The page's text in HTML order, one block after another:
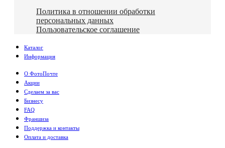
Политика в отношении обработки
персональных данных
Пользовательское соглашение
Каталог
Информация
О ФотоПочте
Акции
Сделаем за вас
Бизнесу
FAQ
Франшиза
Поддержка и контакты
Оплата и доставка